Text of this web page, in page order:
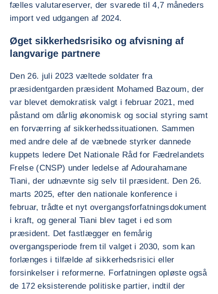
fælles valutareserver, der svarede til 4,7 måneders
import ved udgangen af 2024.
Øget sikkerhedsrisiko og afvisning af
langvarige partnere
Den 26. juli 2023 væltede soldater fra
præsidentgarden præsident Mohamed Bazoum, der
var blevet demokratisk valgt i februar 2021, med
påstand om dårlig økonomisk og social styring samt
en forværring af sikkerhedssituationen. Sammen
med andre dele af de væbnede styrker dannede
kuppets ledere Det Nationale Råd for Fædrelandets
Frelse (CNSP) under ledelse af Adourahamane
Tiani, der udnævnte sig selv til præsident. Den 26.
marts 2025, efter den nationale konference i
februar, trådte et nyt overgangsforfatningsdokument
i kraft, og general Tiani blev taget i ed som
præsident. Det fastlægger en femårig
overgangsperiode frem til valget i 2030, som kan
forlænges i tilfælde af sikkerhedsrisici eller
forsinkelser i reformerne. Forfatningen opløste også
de 172 eksisterende politiske partier, indtil der